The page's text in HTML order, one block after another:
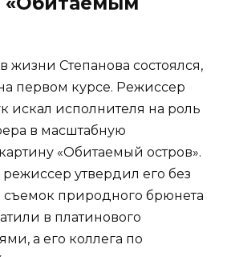
жизни Степанова состоялся,
первом курсе. Режиссер
искал исполнителя на роль
в масштабную
«Обитаемый остров».
утвердил его без
природного брюнета
в платинового
а его коллега по